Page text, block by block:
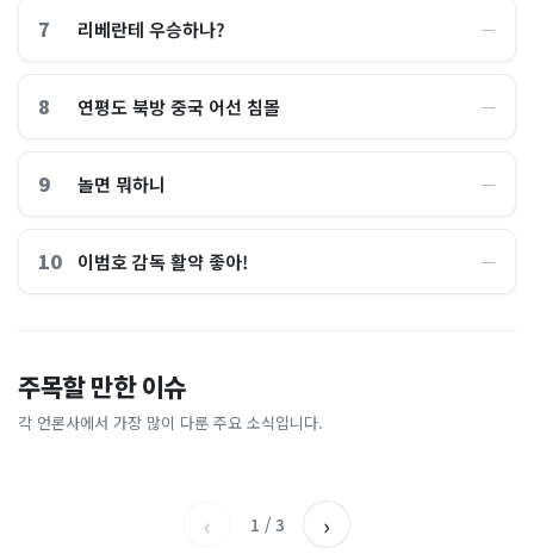
7 리베란테 우승하나? ―
8 연평도 북방 중국 어선 침몰 ―
9 놀면 뭐하니 ―
10 이범호 감독 활약 좋아! ―
주목할 만한 이슈
각 언론사에서 가장 많이 다룬 주요 소식입니다.
홈플러스, 2000억원으로 '시
간'을 샀다
비즈워치
왜?매일경제
[날씨] 오늘 밤 또 내린다...내
륙 중심 최대 150mm
졌다...국산 53개 중소기업이
‹ 1 / 3 ›